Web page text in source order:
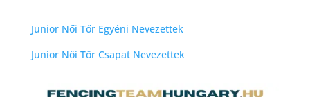
Junior Női Tőr Egyéni Nevezettek
Junior Női Tőr Csapat Nevezettek